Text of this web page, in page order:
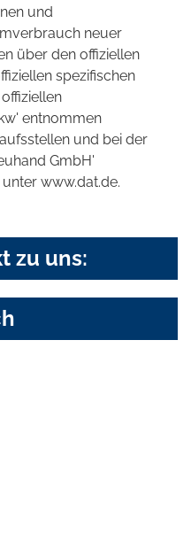
und
neuer
über den offiziellen
spezifischen
entnommen
und bei der
GmbH'
www.dat.de.
zu uns: